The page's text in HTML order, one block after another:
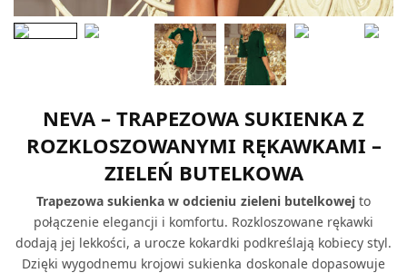
NEVA – TRAPEZOWA SUKIENKA Z
ROZKLOSZOWANYMI RĘKAWKAMI –
ZIELEŃ BUTELKOWA
Trapezowa sukienka w odcieniu zieleni butelkowej to
połączenie elegancji i komfortu. Rozkloszowane rękawki
dodają jej lekkości, a urocze kokardki podkreślają kobiecy styl.
Dzięki wygodnemu krojowi sukienka doskonale dopasowuje